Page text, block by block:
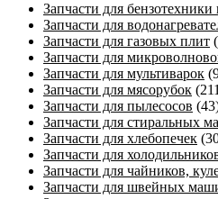
Запчасти для
Запчасти для
Запчасти для газовых плит
Запчасти для
Запчасти для мультиварок
Запчасти для мясорубок
Запчасти для пылесосов
Запчасти для стиральных
Запчасти для хлебопечек
Запчасти для
Запчасти для чайников,
Запчасти для швейных